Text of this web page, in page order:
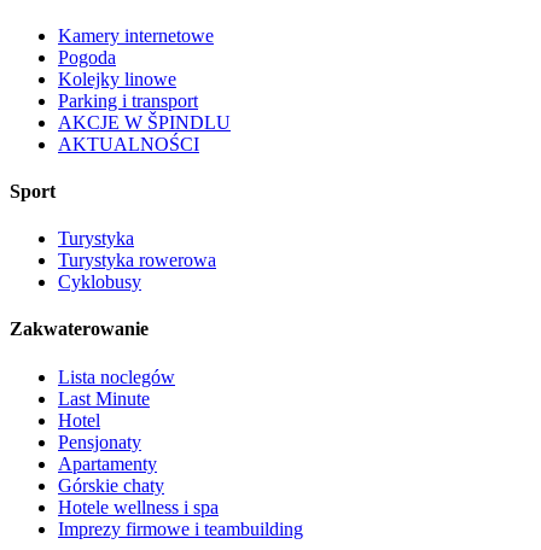
Kamery internetowe
Pogoda
Kolejky linowe
Parking i transport
AKCJE W ŠPINDLU
AKTUALNOŚCI
Sport
Turystyka
Turystyka rowerowa
Cyklobusy
Zakwaterowanie
Lista noclegów
Last Minute
Hotel
Pensjonaty
Apartamenty
Górskie chaty
Hotele wellness i spa
Imprezy firmowe i teambuilding